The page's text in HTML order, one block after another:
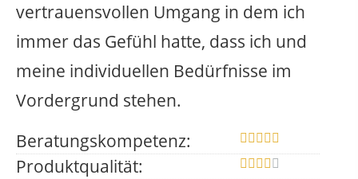
vertrauensvollen Umgang in dem ich
immer das Gefühl hatte, dass ich und
meine individuellen Bedürfnisse im
Vordergrund stehen.
Beratungskompetenz:
Produktqualität: